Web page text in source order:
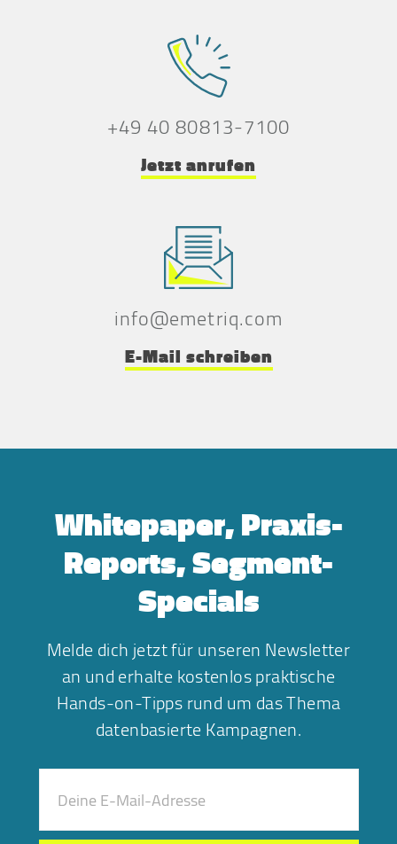
+49 40 80813-7100
Jetzt anrufen
info@emetriq.com
E-Mail schreiben
Whitepaper, Praxis-
Reports, Segment-
Specials
Melde dich jetzt für unseren Newsletter
an und erhalte kostenlos praktische
Hands-on-Tipps rund um das Thema
datenbasierte Kampagnen.